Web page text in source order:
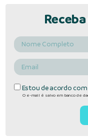
Estou de acordo com
O e-mail é salvo em banco de